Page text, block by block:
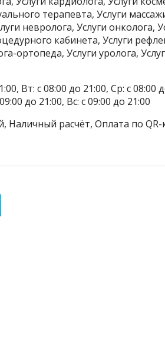
терапевта, Услуги
невролога, Услуги онколога,
кабинета, Услуги
ортопеда, Услуги уролога,
Вт: с 08:00 до 21:00, Ср: с 08:00
до 21:00, Вс: с 09:00 до 21:00
Наличный расчёт, Оплата по QR-